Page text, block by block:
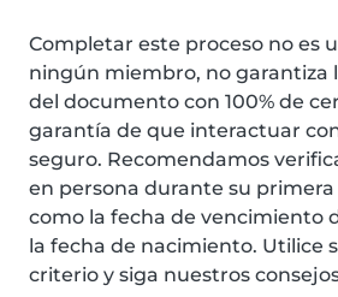
Completar este proceso no es
ningún miembro, no garantiza
del documento con 100% de
garantía de que interactuar
seguro. Recomendamos
en persona durante su
como la fecha de vencimiento
la fecha de nacimiento. Utilice
criterio y siga nuestros